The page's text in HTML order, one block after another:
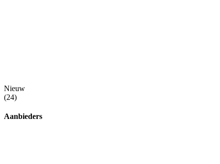
Nieuw
(24)
Aanbieders